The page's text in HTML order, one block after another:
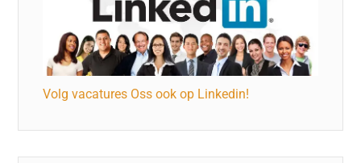
Volg vacatures Oss ook op Linkedin!